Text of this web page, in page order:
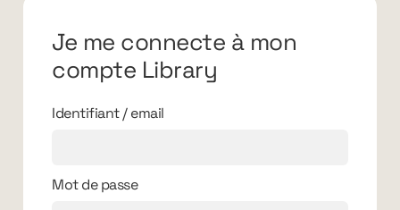
Je me connecte à mon
compte Library
Identifiant / email
Mot de passe